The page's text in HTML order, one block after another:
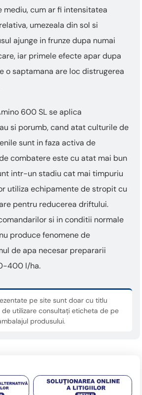
mediu, cum ar fi intensitatea
umezeala din sol si
ajunge in frunze dupa numai
iar primele efecte apar dupa
o saptamana are loc distrugerea
600 SL se aplica
si porumb, cand atat culturile de
sunt in faza activa de
combatere este cu atat mai bun
intr-un stadiu cat mai timpuriu
utiliza echipamente de stropit cu
pentru reducerea driftului.
si in conditii normale
produce fenomene de
de apa necesar prepararii
400 l/ha.
pe site sunt doar cu titlu
de utilizare consultați eticheta de pe
produsului.